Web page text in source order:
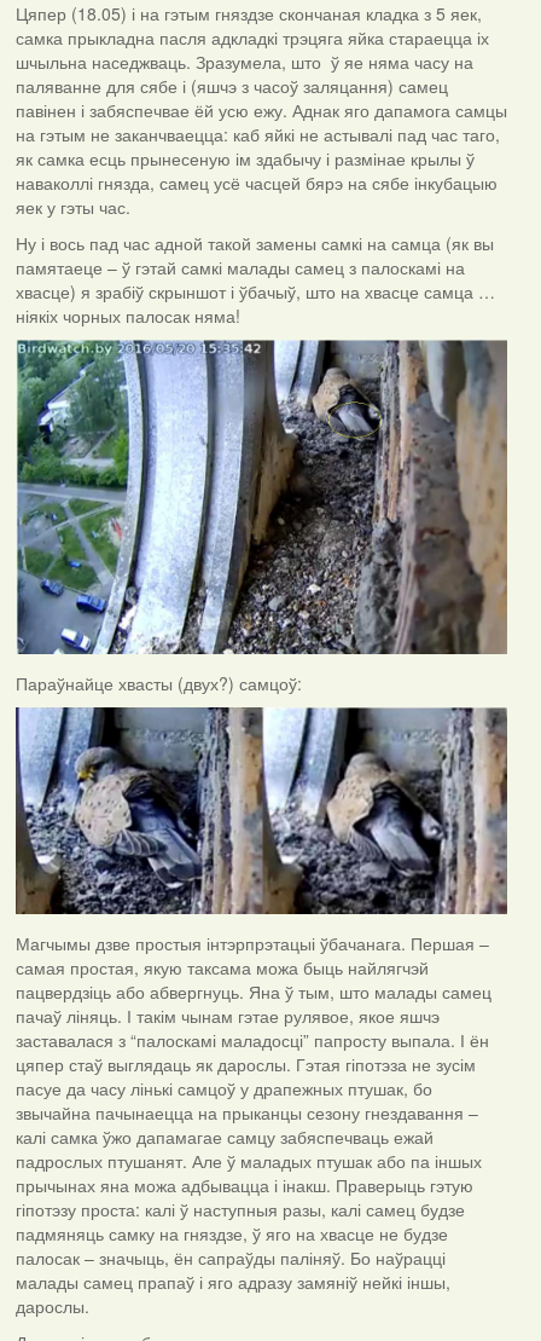
Цяпер (18.05) і на гэтым гняздзе скончаная кладка з 5 яек,
самка прыкладна пасля адкладкі трэцяга яйка стараецца іх
шчыльна наседжваць. Зразумела, што ў яе няма часу на
паляванне для сябе і (яшчэ з часоў заляцання) самец
павінен і забяспечвае ёй усю ежу. Аднак яго дапамога самцы
на гэтым не заканчваецца: каб яйкі не астывалі пад час таго,
як самка есць прынесеную ім здабычу і размінае крылы ў
наваколлі гнязда, самец усё часцей бярэ на сябе інкубацыю
яек у гэты час.
Ну і вось пад час адной такой замены самкі на самца (як вы
памятаеце – ў гэтай самкі малады самец з палоскамі на
хвасце) я зрабіў скрыншот і ўбачыў, што на хвасце самца …
ніякіх чорных палосак няма!
Параўнайце хвасты (двух?) самцоў:
Магчымы дзве простыя інтэрпрэтацыі ўбачанага. Першая –
самая простая, якую таксама можа быць найлягчэй
пацвердзіць або абвергнуць. Яна ў тым, што малады самец
пачаў ліняць. І такім чынам гэтае рулявое, якое яшчэ
заставалася з “палоскамі маладосці” папросту выпала. І ён
цяпер стаў выглядаць як дарослы. Гэтая гіпотэза не зусім
пасуе да часу лінькі самцоў у драпежных птушак, бо
звычайна пачынаецца на прыканцы сезону гнездавання –
калі самка ўжо дапамагае самцу забяспечваць ежай
падрослых птушанят. Але ў маладых птушак або па іншых
прычынах яна можа адбывацца і інакш. Праверыць гэтую
гіпотэзу проста: калі ў наступныя разы, калі самец будзе
падмяняць самку на гняздзе, ў яго на хвасце не будзе
палосак – значыць, ён сапраўды паліняў. Бо наўрацці
малады самец прапаў і яго адразу замяніў нейкі іншы,
дарослы.